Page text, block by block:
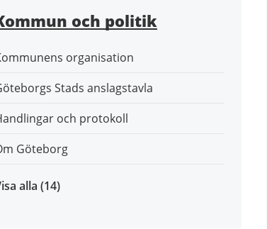
leva
hållbart
och politik
organisation
Stads anslagstavla
och protokoll
Göteborg
alla inom
(14)